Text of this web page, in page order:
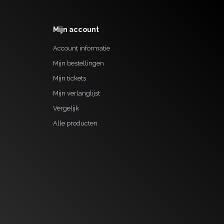
Mijn account
Account informatie
Mijn bestellingen
Mijn tickets
Mijn verlanglijst
Vergelijk
Alle producten